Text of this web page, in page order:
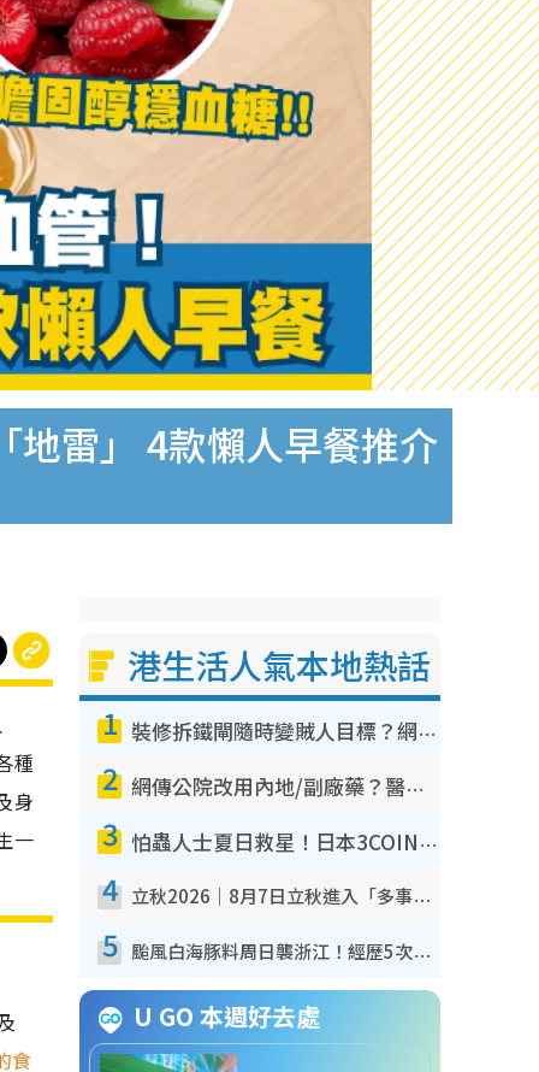
地雷」 4款懶人早餐推介
種
身
一
食
港生活人氣本地熱話
1 裝修拆鐵閘隨時變賊人目標？網民揭2大關鍵用途：裝新式等於白裝？附新舊鐵閘分別
2 網傳公院改用內地/副廠藥？醫生拆解正副廠分別 揭4類人換藥隨時出事
3 怕蟲人士夏日救星！日本3COINS爆紅驅蟲神器$45起 1招「全程免觸碰」輕鬆搞定小強
4 立秋2026｜8月7日立秋進入「多事之秋」 3件事唔做得！專家教6招開運 清枱頭／銀包納氣接好運
5 颱風白海豚料周日襲浙江！經歷5次「眼牆置換」極罕見 成登陸內地最長途颱風
U GO 本週好去處